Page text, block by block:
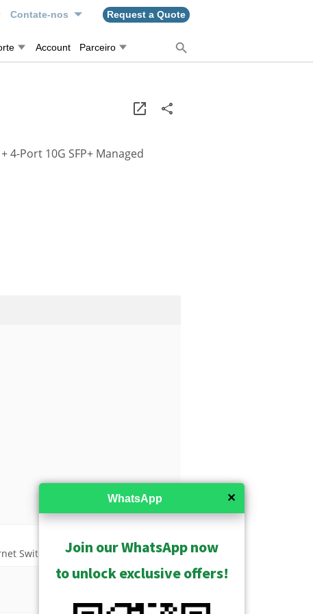
Contate-nos Request a Quote
Account Parceiro
4-Port 10G SFP+ Managed
Switch USD $2767.00
✕
WhatsApp
Join our WhatsApp now
to unlock exclusive offers!